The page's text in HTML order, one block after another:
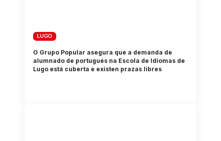
LUGO
O Grupo Popular asegura que a demanda de
alumnado de portugués na Escola de Idiomas de
Lugo está cuberta e existen prazas libres